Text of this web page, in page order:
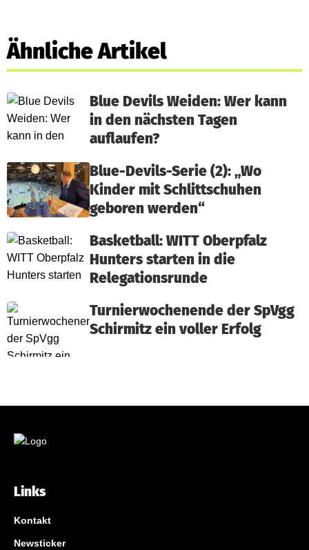
Ähnliche Artikel
Blue Devils Weiden: Wer kann
in den nächsten Tagen
auflaufen?
Blue-Devils-Serie (2): „Wo
Kinder mit Schlittschuhen
geboren werden“
Basketball: WITT Oberpfalz
Hunters starten in die
Relegationsrunde
Turnierwochenende der SpVgg
Schirmitz ein voller Erfolg
Links
Kontakt
Newsticker